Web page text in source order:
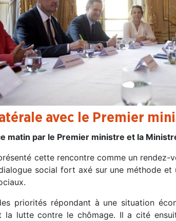
avec le Premier
matin par le Premier ministre et la
cette rencontre comme un
social fort axé sur une méthode
priorités répondant à une situation
la lutte contre le chômage. Il a cité